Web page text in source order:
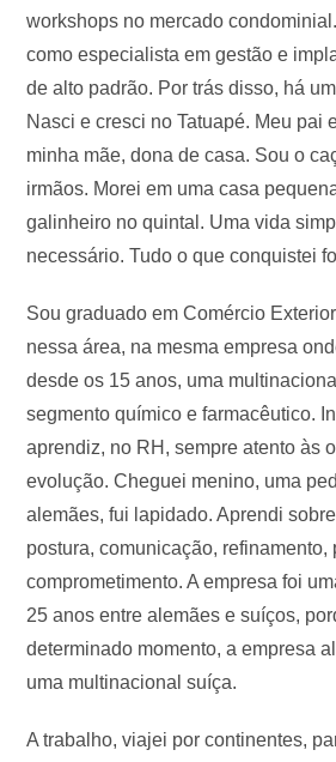
workshops no mercado
como especialista em gestão e
de alto padrão. Por trás disso, há
Nasci e cresci no Tatuapé. Meu pai
minha mãe, dona de casa. Sou o
irmãos. Morei em uma casa
galinheiro no quintal. Uma vida
necessário. Tudo o que conquistei
Sou graduado em Comércio
nessa área, na mesma empresa
desde os 15 anos, uma
segmento químico e farmacêutico.
aprendiz, no RH, sempre atento às
evolução. Cheguei menino, uma
alemães, fui lapidado. Aprendi
postura, comunicação, refinamento,
comprometimento. A empresa foi
25 anos entre alemães e suíços,
determinado momento, a empresa
uma multinacional suíça.
A trabalho, viajei por continentes,